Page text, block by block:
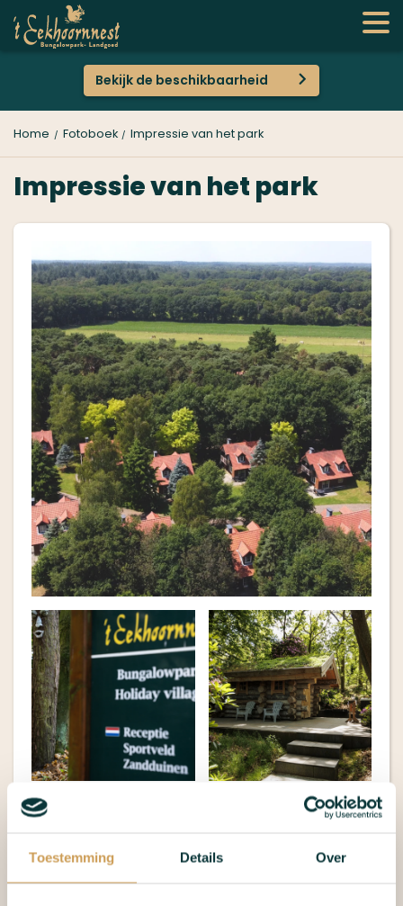
Toestemming Details Over
Bekijk de beschikbaarheid
Home Fotoboek Impressie van het park
Impressie van het park